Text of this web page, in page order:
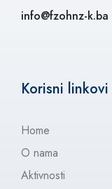
info@fzohnz-k.ba
Korisni linkovi
Home
O nama
Aktivnosti